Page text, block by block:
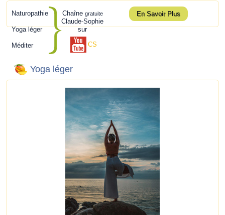
Naturopathie
Yoga léger
Méditer
Chaîne gratuite
Claude-Sophie
sur
CS
En Savoir Plus
Yoga léger